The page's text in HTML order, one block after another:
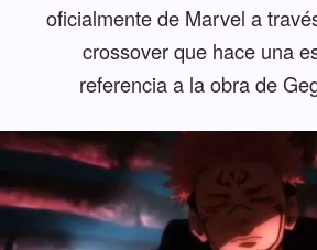
oficialmente de Marvel a
crossover que hace una
referencia a la obra de